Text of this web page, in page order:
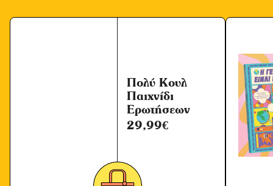
Πολύ Κουλ
Παιχνίδι
Ερωτήσεων
29,99€